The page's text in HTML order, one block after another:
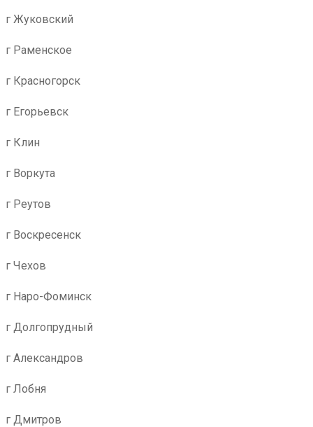
г Жуковский
г Раменское
г Красногорск
г Егорьевск
г Клин
г Воркута
г Реутов
г Воскресенск
г Чехов
г Наро-Фоминск
г Долгопрудный
г Александров
г Лобня
г Дмитров